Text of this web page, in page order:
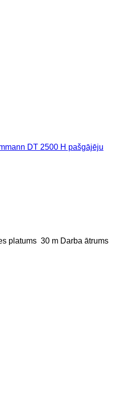
DT 2500 H pašgājēju
platums 30 m Darba ātrums